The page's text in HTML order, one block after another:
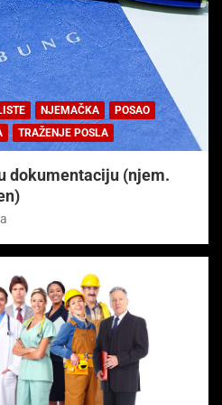
NJEMAČKA
POSAO
TRAŽENJE POSLA
dokumentaciju (njem.